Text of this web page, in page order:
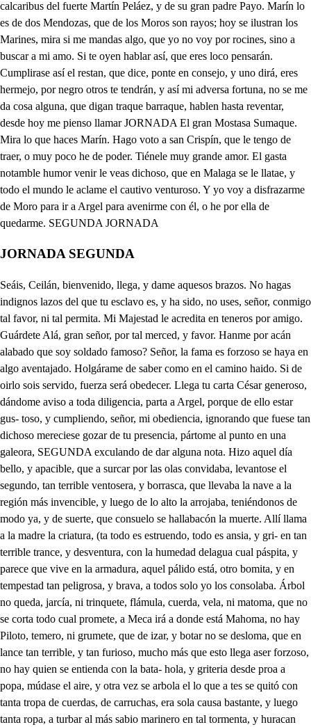
JORNADA SEGUNDA
Seáis, Ceilán, bienvenido, llega, y dame aquesos brazos. No hagas indignos lazos del que tu esclavo es, y ha sido, no uses, señor, conmigo tal favor, ni tal permita. Mi Majestad le acredita en teneros por amigo. Guárdete Alá, gran señor, por tal merced, y favor. Hanme por acán alabado que soy soldado famoso? Señor, la fama es forzoso se haya en algo aventajado. Holgárame de saber como en el camino haido. Si de oirlo sois servido, fuerza será obedecer. Llega tu carta César generoso, dándome aviso a toda diligencia, parta a Argel, porque de ello estar gus- toso, y cumpliendo, señor, mi obediencia, ignorando que fuese tan dichoso mereciese gozar de tu presencia, pártome al punto en una galeora, SEGUNDA exculando de dar alguna nota. Hizo aquel día bello, y apacible, que a surcar por las olas convidaba, levantose el segundo, tan terrible ventosera, y borrasca, que llevaba la nave a la región más invencible, y luego de lo alto la arrojaba, teniéndonos de modo ya, y de suerte, que consuelo se hallabacón la muerte. Allí llama a la madre la criatura, (ta todo es estruendo, todo es ansia, y gri- en tan terrible trance, y desventura, con la humedad delagua cual páspita, y parece que vive en la armadura, aquel pálido está, otro bomita, y en tempestad tan peligrosa, y brava, a todos solo yo los consolaba. Árbol no queda, jarcía, ni trinquete, flámula, cuerda, vela, ni matoma, que no se corta todo cual promete, a Meca irá a donde está Mahoma, no hay Piloto, temero, ni grumete, que de izar, y botar no se desloma, que en lance tan terrible, y tan furioso, mucho más que esto llega aser forzoso, no hay quien se entienda con la bata- hola, y griteria desde proa a popa, múdase el aire, y otra vez se arbola el lo que a tes se quitó con tanta tropa de cuerdas, de carruchas, era sola causa bastante, y luego tanta ropa, a turbar al más sabio marinero en tal tormenta, y huracan tan fiero. Pasa la noche, y cuando el Alba borda d escarcha el agua, y dicristal vistoso en una isla nuestra nave aborda, en un brazo de mar todo espumoso, la más gente del agua sale sorda, de aquel tan fuerte trance riguroso, tal compasión a todos le causaba, que apenas uno a otro se miraba. Pasada ya del todo la borrasca, viendo bonanza ya, el Piloto bota la nave, y de la tierra desatasca, y con velocidad el agua azota, con uno, y otro remo, ya no hay basca, suspiro de ninguno, porque agota el bien presente al hombre la memoria, como afirma el adagió con la gloria. Llego pues a tu playa cristalina, e le guarnece un margen tan hermoso, de verdes ramos toda la marina, llega a ser cada uno tan vistoso, que mirarlos es cosa peregrina, según cada uno es de presuncioso, mas con decir que son de tu regalo, basta echarse dver si es bueno; o malo Acompáñale allí a lalgulondrina. la tortola viuda, el estornino, canta allí la chicharra campesina, el Ruiseñor de canto peregrino, ya al sirgüero, la alondra repentina, el grillo canta; el gorrión malino, en saliendo que sales te hacen salva, tarde de noche, o al reir de salva. Azucena no queda, ni junquillo, así rocandial como amarilla, violetas, apio, ruda, ni tomillo, el narciso, el jazmín, la maravilla, o ya cardeno lirio, o ya amarillo, y toda campesina florecirla, que no crie Amaltea la excelente, para tejer guirnaldas a tu frente. No queda en él, ni fiera camposina, comó llegue a pacer a este apenino, o doméstica sea, o serpentina, ya el conejo que vive en el espino, ya el jabalí, la liebre montesina, todos los animales que contino nacen en este prado luminoso, te rinden parias como a poderoso. Mas perdona señor, que me he salido de la materia, solo la ha causado la voluntad tan grande, que he adquirido de servirte, de ser tu esclavo errado, preguntasme del modo que he venido, y a soar, y ensalzarte me he exaltado, no lo tengas a mal, pues que se advierte que mi culpa no fue, si no tu suerte. Digo pues, que te traigo a tu servicio docientos Moros, que a lo que imagino, el que es más fuerte, aquese más propicio vienen Ganzules, vienen Sarracino, ilustrando valor, y de ejercicio Mostafa, es linaje Granadino, soldados valerosos en la guerra, (ra. así en la mar, señor, como en la tier- Diez adargas famosas Granadinas, diezcabarlos, entre ellos un morcillo fuerte Andaluz, tres cotas acerinas, un capellar bordado en amarillo, de perlas, y oro, piedras diamantinas, acerado Afrícano un buen cuchillo, que ha segado más cuellos dCristianos. que llega a haber bonetes Africanos. Perdón pido, señor, a vuestra Alteza, de llegar a ofrecer tal beneficio, con tan pequeño don, con tal proeza, echase échase bien de ver, y da ello indicio, que no es como merece tal grandeza, recebirás, señor, este servicio, Dadme, señora, esa mano. como de mí, que soy pobre vasallo, y indigno, a servirte, siervo me hallo. Aqueste es mi viaje, y mi partida, honor de la Africana gente Mora aquesta llega a ser, pues mi venida, mi dicha, gran Monarca, se mejora, en servirte ya tienes prevenida mi vida, aquí en ella manda ahora, pide, ejecuta, has César Augusto tu voluntad, señor, y en fin tu gusto. Mucho gusto me habéis dado en oiros, y agradezco el presente, y así os ofrezco desde hoy andéis a mi lado; mi Camareto mayor seréis, Ceilan valeroso, que en tal soldado es forzoso premiar persona, y valor: . en una Cristiana bella tuve este bizarro Marte, de que fue su muerte parte no goce mi Reino hoy ella. Indigno me honráis, tanto favor no merezco. Bueno está, yo gusto de ello. Callo pues que lo mandáis. Habla, Alfimira, a Ceilán, Yo no llevo cosa alguna, no te parece galán? si no es que también lo excusas, y de los desdenes usas de aquel tiempo ya pasado, que de ti fui despreciado, su talle, y cuerpo le abona; no tiene baena persona? Puédeso en mis ejos ver, . si es que lo dan a entender, guardando todo decoro, es el más bizarro Moro que Argel hoy llega a tener. Dadme, señora, esa mano. Seáis, Ceilan, bien venido. y indigno, a servirte, siervo me hallo. Humilde, perdón le pido a tu admirable beldad, hablando a su Majestad, no reparé divertido: . si acaso discreta eres, trocarlo, Alsimira, puedes; el perdón me conceded, si es, señora, que gustáis; . ojuelos, que me matáis, amor el arco tened. Vamos, porque a descansar vaya Ceilan, que es forzoso. El cautivo venturoso desde hoy me puedo llamar. Hay hijo del alma mía; . ahora callar conviene, que gran persona que tiene, aquesto ausente tenía. Llevo el corazón de suerte, que no sé si voy en mí, después que a ese Moro vi, yo voy, Celima, de muerte. Yo no llevo cosa alguna, que en todo suy desgraciada, quién vio tan feliz jornada? sin lacayo es mi fortuna. Sus hazañas arrime el gran Plutónico, haga lo mismo pues el fuerte Hermo- crates, arrimelas también Virgilio Hipocrates, Cicerón le acompañe con Ironico. No hable palabra Homero ni Platonico, Galeno Masarias calle Enocrates, Ovidio Quidio quede mudo con Hipocrates. todohasta ahora ha sido macarronico. Yo empiezo ahora a ser el Astrólogo; pues que vengo a hacer tal bizarría: aquesta hazaña escriba Crisologo, Pues por mi amo vengo a Berbería, más para que razones epilogo, más gente sueña aquí de Moreria. Moro, y Cristo habéis jurado. Que descanse Celín dile es forzoso, presúmese de aquí que en mí no mira, que más que muerto estoy por Alfimira, clavel, sazmín, narciso, cielo hermoso Mas que Elena en beldad, o venturoso el que a gazantal don, o bien aspira, mas de tal pensamiento te retira, amor, amor, que es caso peligroso, No importa más mi fe? caso es bienlla yel hacer otra cosa es gran vileza, (no, abrasome por ti, sol Africano. Basta Cupido, basta, que es bajeza, porque ella Mora es, y yo Cristiano, y es primero mi ley que su belleza. Hay desdichado de mí, quien fue quien me metió aquí hoy como si fuera burra, de palos llevo una zurra, de las más lindas que vi. Cierto está, y averiguado, si me llegan a hallar, que a salir, a buen librar, he de salir empalado. Mal haya quien me parió, que si parido, no fuera, muy cierto es que no viniera a buscar a mi amo yo. Bien lo dijo mi viejo amo, y no lo quise creer, luego me han de conocer, es cierto, por el reclamo. Quién es quién hablaba aí? no me responde quién es? Es un Moro Ginonés. Esa, es linda necedad. Voto a Cristo que es verdad, que se puede echar de ver. Moro, y Cristo habéis jurado. Juro a Dios que yo lo he echado muy lindamente a perder. Acabad ya, que me voy notablemente enfadando. El que se va, y oliscando, está ya eseto, y yo. Acabad, no respondéis? Muy grande priesa tenéis; en Griego le hablaré, porque él no me entenderá; y de esta suerte será, cierto que me libraré, bululubirlie birlos, quirlinquipas balutraque, yo soy el Griego suma que, san Herman, san que se yo. Aquesa es lengua Africana? No es si no sangarriana engerta en Grieto, y Latino; por lo menos no dirán que estos bocables están calificados con vino. Si no me engaña el deseo, es Morinillo el que veo, y con lo que más lo entabla, los disparates que habla, Mi amo es, no hay que dudar, mas quiero disimular. Marinillo. Qué modo es ese de hablar? queréis que os mánde empalar? Deja quimeras borracho. Dando me vas mucho empacho, mas aunque empacho me des, dame a besar esos pies. Levanta, dame un abrazo. Uno no más, lindo paso, no me contento con dos. Fue una carta mía allá? Pues por ella vengo yo, y un arráez nos la llevó. Y mi padre cómo queda? Mira como quedar puede, sin ti, y con tal soledad. Y qué hay de aquel tirano? que don Pedro no es tu hermano, ya en la otra vida está, no hay si no dejarlo allá. Cómo no? de qué manera? Sabrás, señor, que hijo era del capataz del cortijo, porque de señor el hijo el capataz lo ahogó, y de miedo el suyo dio, que don Pedro llega a ser: Llegó el viejo a fenecer, y así escrito lo dejó, yendo luego en un caballo, en el suelo lo arrojó, y del golpe feneció. No me deja de pesar, que con él me había criado, aunque me quita el cuidado de llegarnos a afrentar. Dónde ese vestido hallaste? Fuy a Tremecen a buscarte, y viendo un galgó nadando, y a lo zaino preguntando, por ti raspé al espartillo el presente vestidillo. Nota